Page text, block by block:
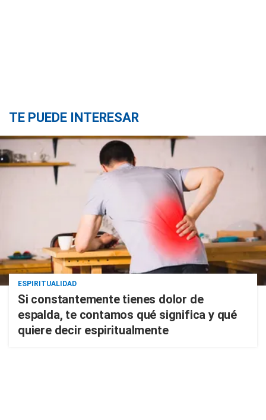
TE PUEDE INTERESAR
ESPIRITUALIDAD
Si constantemente tienes dolor de
espalda, te contamos qué significa y qué
quiere decir espiritualmente